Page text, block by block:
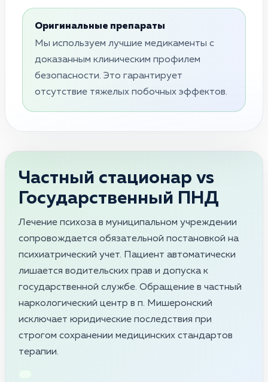
Оригинальные препараты
Мы используем лучшие медикаменты с
доказанным клиническим профилем
безопасности. Это гарантирует
отсутствие тяжелых побочных эффектов.
Частный стационар vs
Государственный ПНД
Лечение психоза в муниципальном учреждении
сопровождается обязательной постановкой на
психиатрический учет. Пациент автоматически
лишается водительских прав и допуска к
государственной службе. Обращение в частный
наркологический центр в п. Мишеронский
исключает юридические последствия при
строгом сохранении медицинских стандартов
терапии.